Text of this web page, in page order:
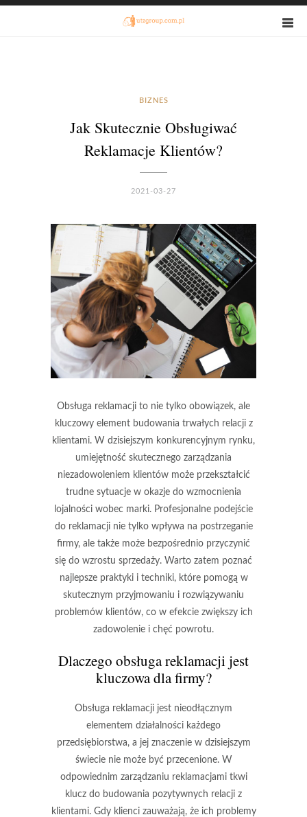
BIZNES
Jak Skutecznie Obsługiwać
Reklamacje Klientów?
2021-03-27
Obsługa reklamacji to nie tylko obowiązek, ale
kluczowy element budowania trwałych relacji z
klientami. W dzisiejszym konkurencyjnym rynku,
umiejętność skutecznego zarządzania
niezadowoleniem klientów może przekształcić
trudne sytuacje w okazje do wzmocnienia
lojalności wobec marki. Profesjonalne podejście
do reklamacji nie tylko wpływa na postrzeganie
firmy, ale także może bezpośrednio przyczynić
się do wzrostu sprzedaży. Warto zatem poznać
najlepsze praktyki i techniki, które pomogą w
skutecznym przyjmowaniu i rozwiązywaniu
problemów klientów, co w efekcie zwiększy ich
zadowolenie i chęć powrotu.
Dlaczego obsługa reklamacji jest
kluczowa dla firmy?
Obsługa reklamacji jest nieodłącznym
elementem działalności każdego
przedsiębiorstwa, a jej znaczenie w dzisiejszym
świecie nie może być przecenione. W
odpowiednim zarządzaniu reklamacjami tkwi
klucz do budowania pozytywnych relacji z
klientami. Gdy klienci zauważają, że ich problemy